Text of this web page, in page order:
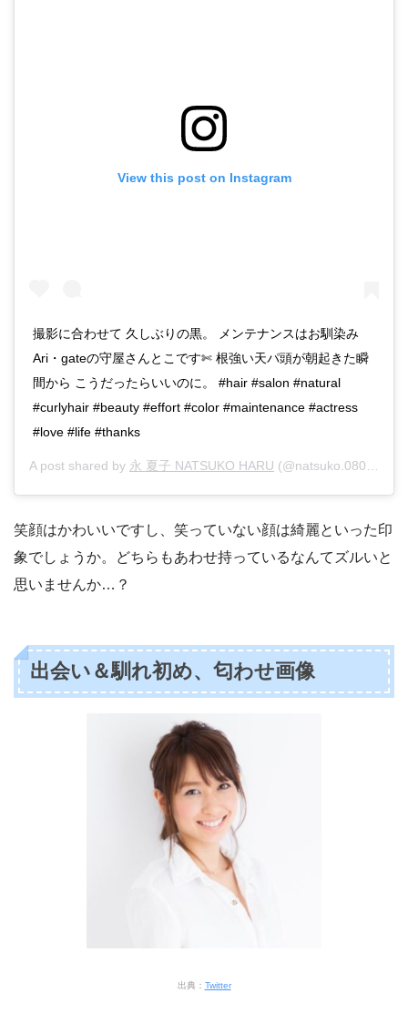
View this post on Instagram
撮影に合わせて 久しぶりの黒。 メンテナンスはお馴染み
Ari・gateの守屋さんとこです✄ 根強い天パ頭が朝起きた瞬
間から こうだったらいいのに。 #hair #salon #natural
#curlyhair #beauty #effort #color #maintenance #actress
#love #life #thanks
A post shared by 永 夏子 NATSUKO HARU (@natsuko.0803) on
笑顔はかわいいですし、笑っていない顔は綺麗といった印
象でしょうか。どちらもあわせ持っているなんてズルいと
思いませんか…？
出会い＆馴れ初め、匂わせ画像
出典： Twitter